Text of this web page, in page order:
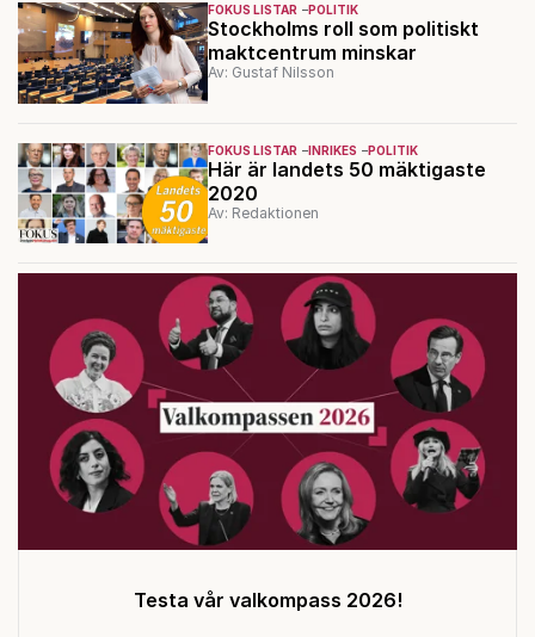
FOKUS LISTAR POLITIK
Stockholms roll som politiskt
maktcentrum minskar
Av: Gustaf Nilsson
FOKUS LISTAR INRIKES POLITIK
Här är landets 50 mäktigaste
2020
Av: Redaktionen
Testa vår valkompass 2026!